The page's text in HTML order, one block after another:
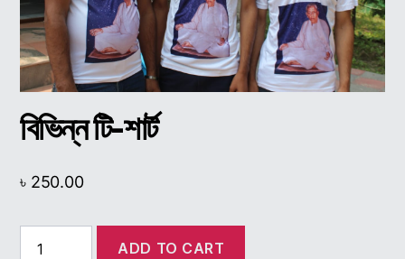
বিভিন্ন টি-শার্ট
৳ 250.00
ADD TO CART